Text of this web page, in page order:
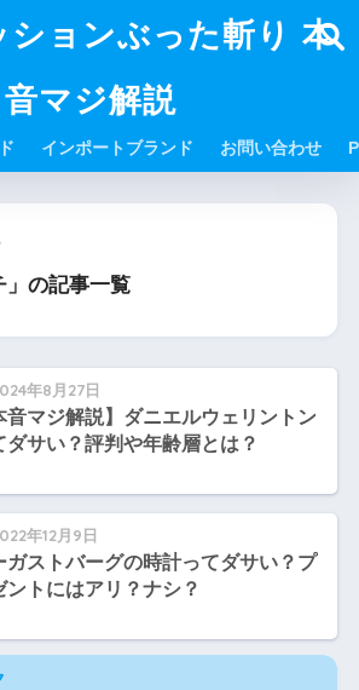
ションぶった斬り 本
音マジ解説
インポートブランド お問い合わせ
」の記事一覧
年8月27日
音マジ解説】ダニエルウェリントン
ダサい？評判や年齢層とは？
年12月9日
ガストバーグの時計ってダサい？プ
ントにはアリ？ナシ？